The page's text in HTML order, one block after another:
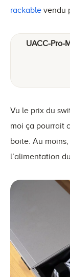
rackable vendu
UACC-Pro-
Vu le prix du
moi ça pourrait
boite. Au
l’alimentation